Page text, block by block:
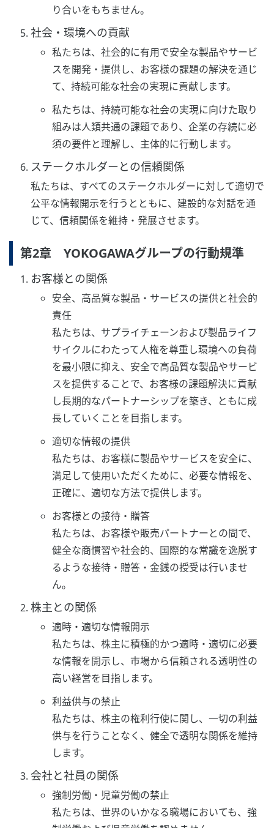
り合いをもちません。
社会・環境への貢献
私たちは、社会的に有用で安全な製品やサービ
スを開発・提供し、お客様の課題の解決を通じ
て、持続可能な社会の実現に貢献します。
私たちは、持続可能な社会の実現に向けた取り
組みは人類共通の課題であり、企業の存続に必
須の要件と理解し、主体的に行動します。
ステークホルダーとの信頼関係
私たちは、すべてのステークホルダーに対して適切で
公平な情報開示を行うとともに、建設的な対話を通
じて、信頼関係を維持・発展させます。
第2章 YOKOGAWAグループの行動規準
お客様との関係
安全、高品質な製品・サービスの提供と社会的
責任
私たちは、サプライチェーンおよび製品ライフ
サイクルにわたって人権を尊重し環境への負荷
を最小限に抑え、安全で高品質な製品やサービ
スを提供することで、お客様の課題解決に貢献
し長期的なパートナーシップを築き、ともに成
長していくことを目指します。
適切な情報の提供
私たちは、お客様に製品やサービスを安全に、
満足して使用いただくために、必要な情報を、
正確に、適切な方法で提供します。
お客様との接待・贈答
私たちは、お客様や販売パートナーとの間で、
健全な商慣習や社会的、国際的な常識を逸脱す
るような接待・贈答・金銭の授受は行いませ
ん。
株主との関係
適時・適切な情報開示
私たちは、株主に積極的かつ適時・適切に必要
な情報を開示し、市場から信頼される透明性の
高い経営を目指します。
利益供与の禁止
私たちは、株主の権利行使に関し、一切の利益
供与を行うことなく、健全で透明な関係を維持
します。
会社と社員の関係
強制労働・児童労働の禁止
私たちは、世界のいかなる職場においても、強